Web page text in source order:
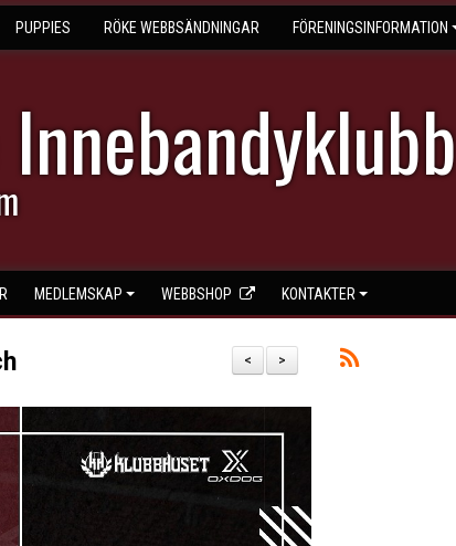
PUPPIES RÖKE WEBBSÄNDNINGAR FÖRENINGSINFORMATION
MEDLEMSKAP WEBBSHOP KONTAKTER
>
<